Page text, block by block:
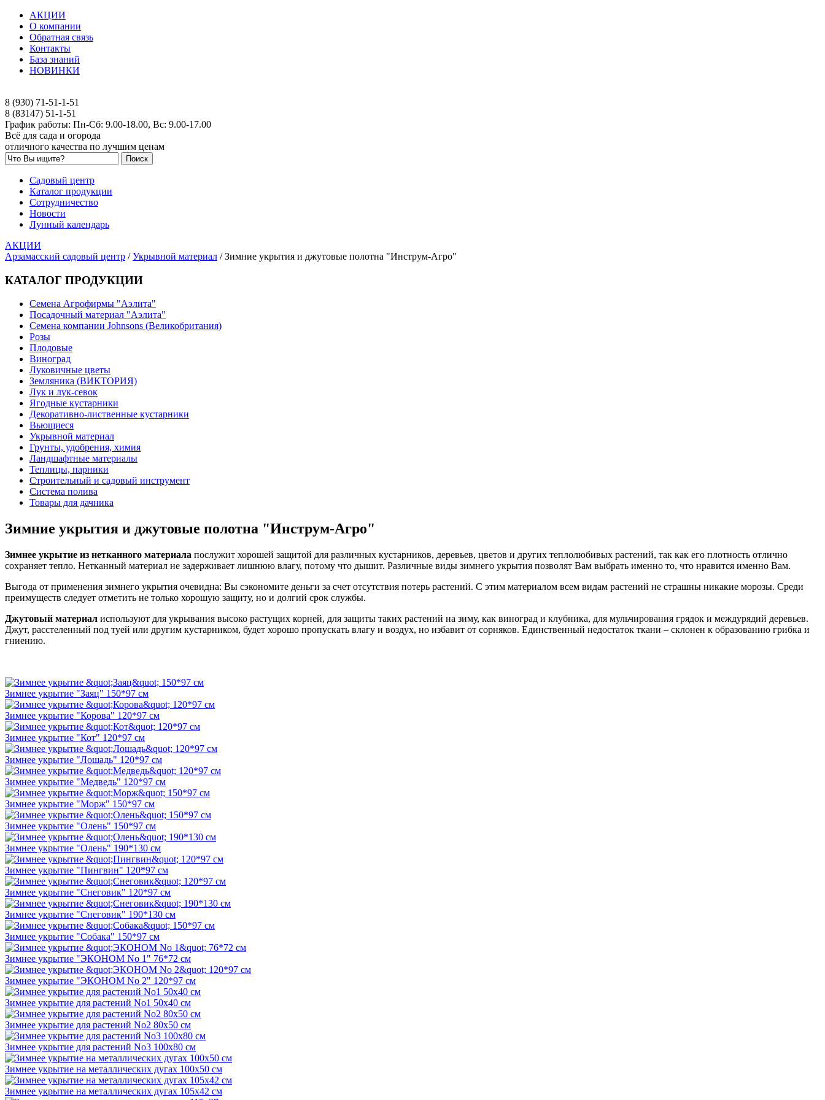
АКЦИИ
О компании
Обратная связь
Контакты
База знаний
НОВИНКИ
8 (930) 71-51-1-51
8 (83147) 51-1-51
График работы: Пн-Сб: 9.00-18.00, Вс: 9.00-17.00
Всё для сада и огорода
отличного качества по лучшим ценам
Садовый центр
Каталог продукции
Сотрудничество
Новости
Лунный календарь
АКЦИИ
Арзамасский садовый центр /Укрывной материал /Зимние укрытия и джутовые полотна "Инструм-Агро"
КАТАЛОГ ПРОДУКЦИИ
Семена Агрофирмы "Аэлита"
Посадочный материал "Аэлита"
Семена компании Johnsons (Великобритания)
Розы
Плодовые
Виноград
Луковичные цветы
Земляника (ВИКТОРИЯ)
Лук и лук-севок
Ягодные кустарники
Декоративно-лиственные кустарники
Вьющиеся
Укрывной материал
Грунты, удобрения, химия
Ландшафтные материалы
Теплицы, парники
Строительный и садовый инструмент
Система полива
Товары для дачника
Зимние укрытия и джутовые полотна "Инструм-Агро"
Зимнее укрытие из нетканного материала послужит хорошей защитой для различных кустарников, деревьев, цветов и других теплолюбивых растений, так как его плотность отлично
сохраняет тепло. Нетканный материал не задерживает лишнюю влагу, потому что дышит. Различные виды зимнего укрытия позволят Вам выбрать именно то, что нравится именно Вам.
Выгода от применения зимнего укрытия очевидна: Вы сэкономите деньги за счет отсутствия потерь растений. С этим материалом всем видам растений не страшны никакие морозы. Среди
преимуществ следует отметить не только хорошую защиту, но и долгий срок службы.
Джутовый материал используют для укрывания высоко растущих корней, для защиты таких растений на зиму, как виноград и клубника, для мульчирования грядок и междурядий деревьев.
Джут, расстеленный под туей или другим кустарником, будет хорошо пропускать влагу и воздух, но избавит от сорняков. Единственный недостаток ткани – склонен к образованию грибка и
гниению.
Зимнее укрытие "Заяц" 150*97 см
Зимнее укрытие "Корова" 120*97 см
Зимнее укрытие "Кот" 120*97 см
Зимнее укрытие "Лошадь" 120*97 см
Зимнее укрытие "Медведь" 120*97 см
Зимнее укрытие "Морж" 150*97 см
Зимнее укрытие "Олень" 150*97 см
Зимнее укрытие "Олень" 190*130 см
Зимнее укрытие "Пингвин" 120*97 см
Зимнее укрытие "Снеговик" 120*97 см
Зимнее укрытие "Снеговик" 190*130 см
Зимнее укрытие "Собака" 150*97 см
Зимнее укрытие "ЭКОНОМ No 1" 76*72 см
Зимнее укрытие "ЭКОНОМ No 2" 120*97 см
Зимнее укрытие для растений No1 50х40 см
Зимнее укрытие для растений No2 80х50 см
Зимнее укрытие для растений No3 100х80 см
Зимнее укрытие на металлических дугах 100х50 см
Зимнее укрытие на металлических дугах 105х42 см